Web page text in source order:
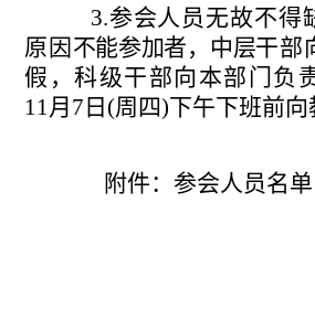
3.参会人员无故不得
原因 不能参加者，中层干部
假，科级干部向本部门负
11月7日(周四)下午下班前向
附件：参会人员名单